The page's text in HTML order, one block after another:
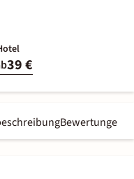
39 €
Bewertungen